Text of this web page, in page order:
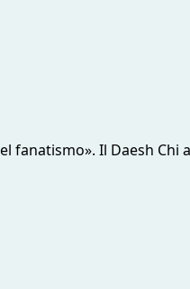
fanatismo». Il Daesh Chi